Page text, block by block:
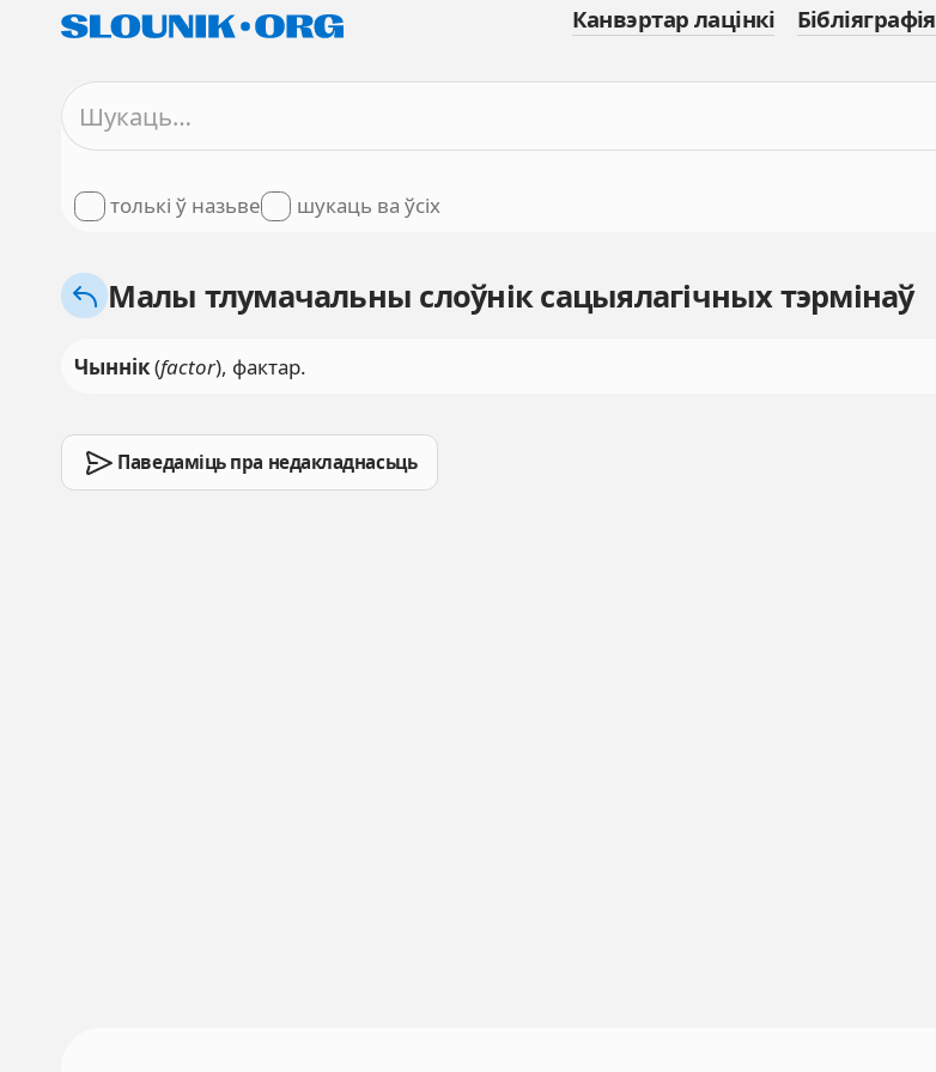
Канвэртар лацінкі Бібліяграфія
толькі ў назьве шукаць ва ўсіх
Малы тлумачальны слоўнік сацыялагічных тэрмінаў
Чыннік(factor), фактар.
Паведаміць пра недакладнасьць